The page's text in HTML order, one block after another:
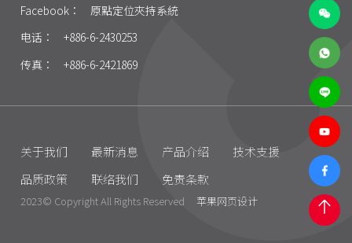
Facebook：
原點定位夾持系統
电话：
+886-6-2430253
传真：
+886-6-2421869
关于我们 最新消息 产品介绍
技术支援
品质政策
联络我们 免责条款
2023© Copyright All Rights Reserved 苹果网页设计